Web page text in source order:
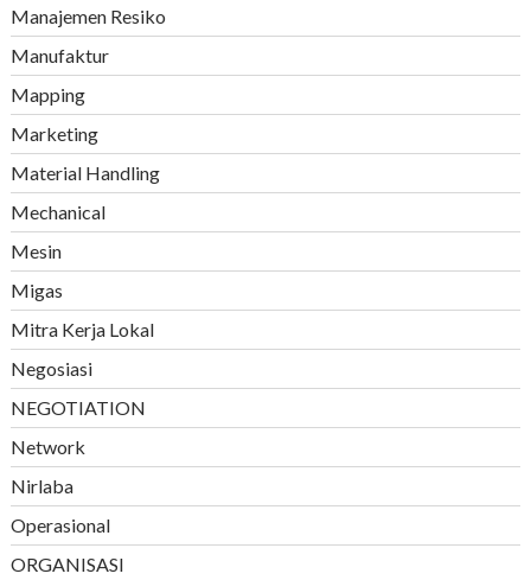
Manajemen Resiko
Manufaktur
Mapping
Marketing
Material Handling
Mechanical
Mesin
Migas
Mitra Kerja Lokal
Negosiasi
NEGOTIATION
Network
Nirlaba
Operasional
ORGANISASI